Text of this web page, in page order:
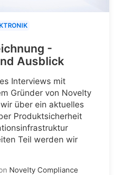
-
Ausblick
Interviews mit
Gründer von Novelty
über ein aktuelles
Produktsicherheit
Teil werden wir
Novelty Compliance